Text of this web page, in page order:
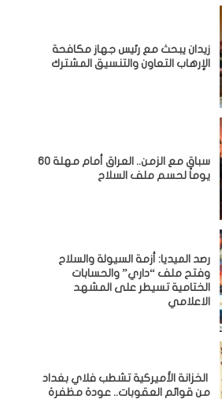
زيدان يبحث مع رئيس جهاز مكافحة
الإرهاب التعاون والتنسيق المشترك
سباق مع الزمن.. العراق أمام مهلة 60
يوماً لحسم ملف السلاح
رصد الميديا: أزمة السيولة والسلاح
وفتح ملف “داري” والحسابات
الختامية تسيطر على المشهد
الاعلامي
الخزانة الأميركية تشطب فلاي بغداد
من قوائم العقوبات.. عودة مظفرة